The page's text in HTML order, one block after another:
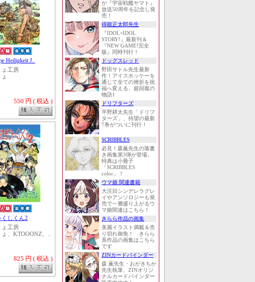
Heiligkeit J..
ょ工房
550 円 ( 税込 )
くしくん2
ょ工房
、KTOOONZ、..
825 円 ( 税込 )
が『宇宙戦艦ヤマト』
放送50周年を記念し発
売！
得能正太郎先生
『IDOL×IDOL
STORY!』最新刊＆
『NEW GAME!完全
版』同時刊行！
ドッグスレッド
野田サトル先生最新
作！アイスホッケーを
通じて全ての挫折を祝
福へ変える、超回復の
物語1
ドリフターズ
平野耕太先生「ドリフ
ターズ」、待望の最新
7巻がついに刊行！
SCRIBBLES
必見！森薫先生の落書
き画集第3弾が登場。
特典は小冊子
「SCRIBBLES
color」！
ウマ娘 関連書籍
大注目シンデレラグレ
イやアンソロジーも発
売で一層盛り上がるウ
マ娘関連はこちら！
きらら作品の画集
美麗イラスト満載＆売
り切れ御免！ きらら
系作品の画集はこちら
です
ZINカードバインダー
森 薫先生・おがきちか
先生執筆、ZINオリジ
ナルカードバインダー